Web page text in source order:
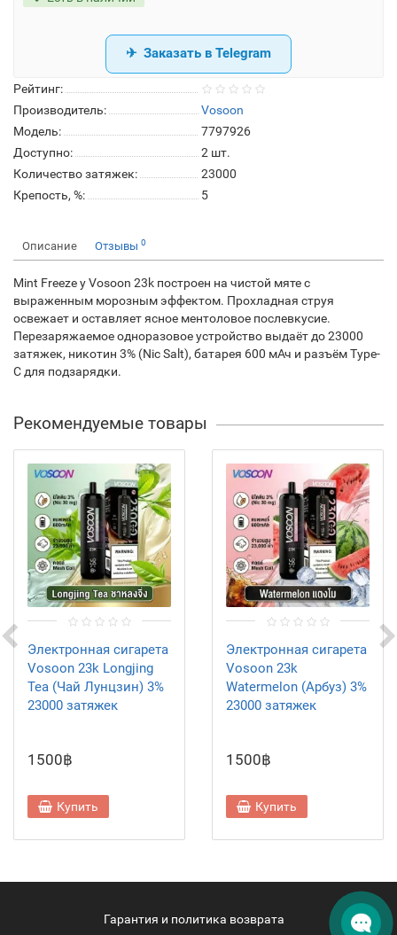
Рейтинг:
Производитель:
Vosoon
Модель:
7797926
Доступно:
2 шт.
Количество затяжек:
23000
Крепость, %:
5
Заказать в Telegram
Описание Отзывы 0
Mint Freeze у Vosoon 23k построен на чистой мяте с
выраженным морозным эффектом. Прохладная струя
освежает и оставляет ясное ментоловое послевкусие.
Перезаряжаемое одноразовое устройство выдаёт до 23000
затяжек, никотин 3% (Nic Salt), батарея 600 мАч и разъём Type-
C для подзарядки.
Рекомендуемые товары
Электронная сигарета
Vosoon 23k Longjing
Tea (Чай Лунцзин) 3%
23000 затяжек
1500฿
Купить
Электронная сигарета
Vosoon 23k
Watermelon (Арбуз) 3%
23000 затяжек
1500฿
Купить
Гарантия и политика возврата